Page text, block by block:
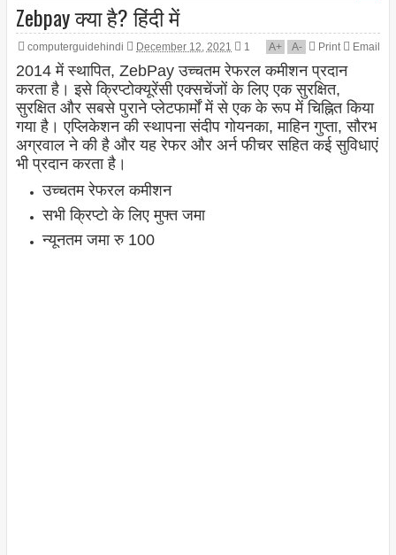
Zebpay क्या है? हिंदी में
computerguidehindi December 12, 2021 1 A+ A- Print Email
2014 में स्थापित, ZebPay उच्चतम रेफरल कमीशन प्रदान
करता है। इसे क्रिप्टोक्यूरेंसी एक्सचेंजों के लिए एक सुरक्षित,
सुरक्षित और सबसे पुराने प्लेटफार्मों में से एक के रूप में चिह्नित किया
गया है। एप्लिकेशन की स्थापना संदीप गोयनका, माहिन गुप्ता, सौरभ
अग्रवाल ने की है और यह रेफर और अर्न फीचर सहित कई सुविधाएं
भी प्रदान करता है।
उच्चतम रेफरल कमीशन
सभी क्रिप्टो के लिए मुफ्त जमा
न्यूनतम जमा रु 100